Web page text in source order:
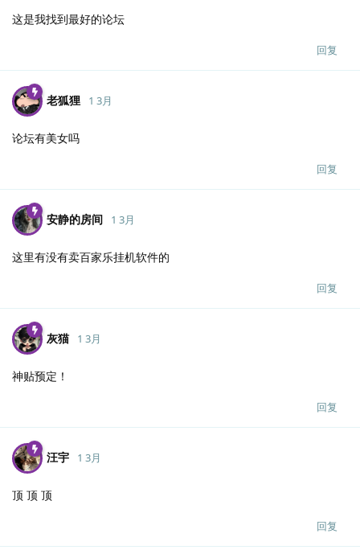
这是我找到最好的论坛
回复
老狐狸 1 3月
论坛有美女吗
回复
安静的房间 1 3月
这里有没有卖百家乐挂机软件的
回复
灰猫 1 3月
神贴预定！
回复
汪宇 1 3月
顶 顶 顶
回复